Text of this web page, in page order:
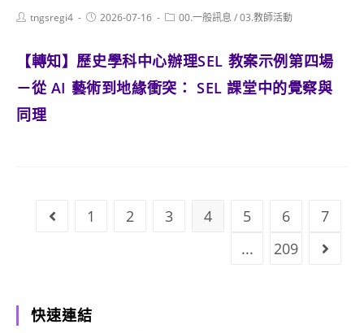
Posttngsregi4
Post2026-07-16
Post00.一般訊息 /03.教師活動
【轉知】歷史學科中心辦理SEL 教案示例第四場
－從 AI 藝術到地緣衝突： SEL 課堂中的覺察與
同理
Go to the previous page
1 2 3 4 5 6
7
...
209 Go to
快速連結